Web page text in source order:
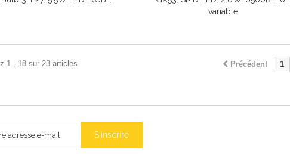
variable
Précédent 1
1 - 18 sur 23 articles
S'inscrire